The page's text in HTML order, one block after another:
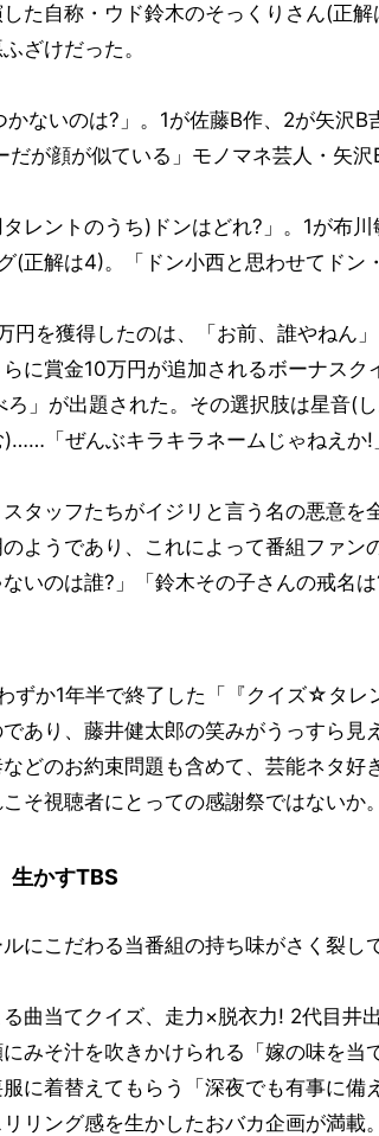
た自称・ウド鈴木のそっくりさん(正
ざけだった。
ないのは?」。1が佐藤B作、2が矢沢
が顔が似ている」モノマネ芸人・矢沢
レントのうち)ドンはどれ?」。1が布
(正解は4)。「ドン小西と思わせてドン
円を獲得したのは、「お前、誰やねん
に賞金10万円が追加されるボーナスク
」が出題された。その選択肢は星音(
「ぜんぶキラキラネームじゃねえか!
タッフたちがイジリと言う名の悪意を
ようであり、これによって番組ファン
いのは誰?」「鈴木その子さんの戒名
ずか1年半で終了した「『クイズ☆タレ
あり、藤井健太郎の笑みがうっすら見
などのお約束問題も含めて、芸能ネタ好
そ視聴者にとっての感謝祭ではないか。
生かすTBS
にこだわる当番組の持ち味がさく裂し
曲当てクイズ、走力×脱衣力! 2代目井
にみそ汁を吹きかけられる「嫁の味を当
に着替えてもらう「深夜でも有事に備
リング感を生かしたおバカ企画が満載。